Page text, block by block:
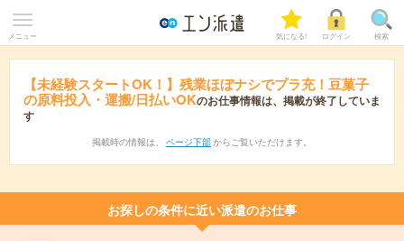
メニュー 気になる! ログイン 検索
【未経験スタートOK！】残業ほぼナシでプラ充！豆菓子
の原料投入・運搬/日払いOKのお仕事情報は、掲載が終了していま
す
掲載時の情報は、 ページ下部 からご覧いただけます。
お探しの条件に近い派遣のお仕事